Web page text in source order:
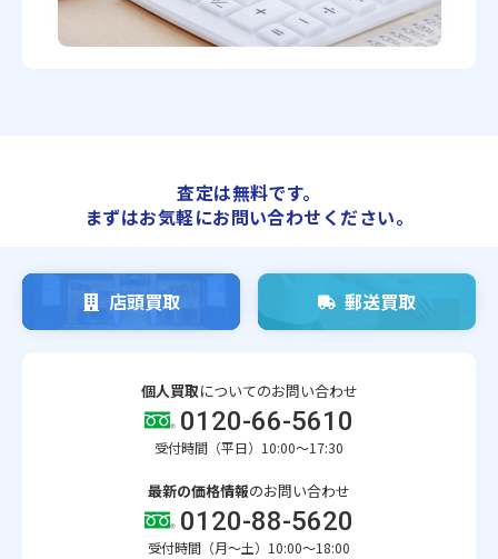
査定は無料です。
まずはお気軽にお問い合わせください。
店頭買取 郵送買取
個人買取についてのお問い合わせ
0120-66-5610
受付時間（平日）10:00～17:30
最新の価格情報のお問い合わせ
0120-88-5620
受付時間（月〜土）10:00～18:00